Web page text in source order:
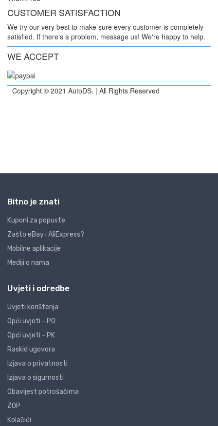
Bitno je znati
Kuponi za popuste
Zašto eBay i AliExpress?
Mobilne aplikacije
Mediji o nama
Uvjeti i odredbe
Uvjeti korištenja
Opći uvjeti - PO
Opći uvjeti - PK
Raskid ugovora
Izjava o privatnosti
Izjava o sigurnosti
Obavijest potrošačima
ZOP
Kolačići